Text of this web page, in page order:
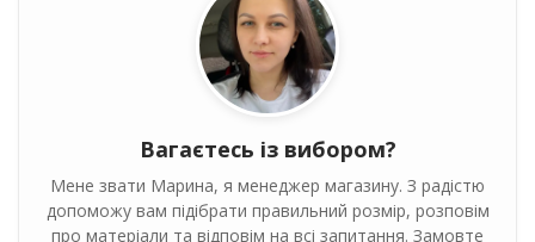
Вагаєтесь із вибором?
Мене звати Марина, я менеджер магазину. З радістю
допоможу вам підібрати правильний розмір, розповім
про матеріали та відповім на всі запитання. Замовте